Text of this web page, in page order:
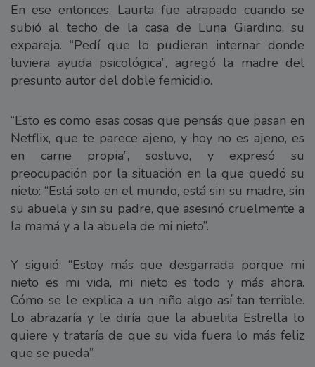
En ese entonces, Laurta fue atrapado cuando se
subió al techo de la casa de Luna Giardino, su
expareja. “Pedí que lo pudieran internar donde
tuviera ayuda psicológica”, agregó la madre del
presunto autor del doble femicidio.
“Esto es como esas cosas que pensás que pasan en
Netflix, que te parece ajeno, y hoy no es ajeno, es
en carne propia”, sostuvo, y expresó su
preocupación por la situación en la que quedó su
nieto: “Está solo en el mundo, está sin su madre, sin
su abuela y sin su padre, que asesinó cruelmente a
la mamá y a la abuela de mi nieto”.
Y siguió: “Estoy más que desgarrada porque mi
nieto es mi vida, mi nieto es todo y más ahora.
Cómo se le explica a un niño algo así tan terrible.
Lo abrazaría y le diría que la abuelita Estrella lo
quiere y trataría de que su vida fuera lo más feliz
que se pueda”.